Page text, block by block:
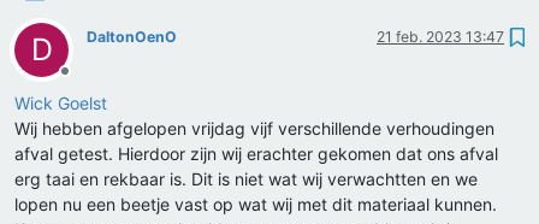
D
Offline
DaltonOenO 21 feb. 2023 13:47
Wick Goelst
Wij hebben afgelopen vrijdag vijf verschillende verhoudingen
afval getest. Hierdoor zijn wij erachter gekomen dat ons afval
erg taai en rekbaar is. Dit is niet wat wij verwachtten en we
lopen nu een beetje vast op wat wij met dit materiaal kunnen.